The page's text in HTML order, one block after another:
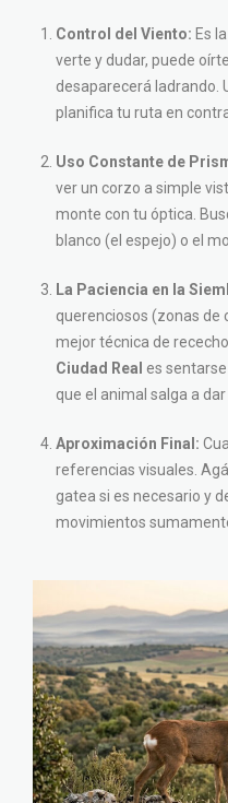
Control del Viento: Es
verte y dudar, puede
desaparecerá ladrando.
planifica tu ruta en
Uso Constante de
ver un corzo a simple
monte con tu óptica.
blanco (el espejo) o el
La Paciencia en la
querenciosos (zonas de
mejor técnica de
Ciudad Real es
que el animal salga a dar
Aproximación Final:
referencias visuales.
gatea si es necesario y
movimientos